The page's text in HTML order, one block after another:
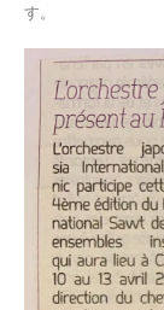
す。